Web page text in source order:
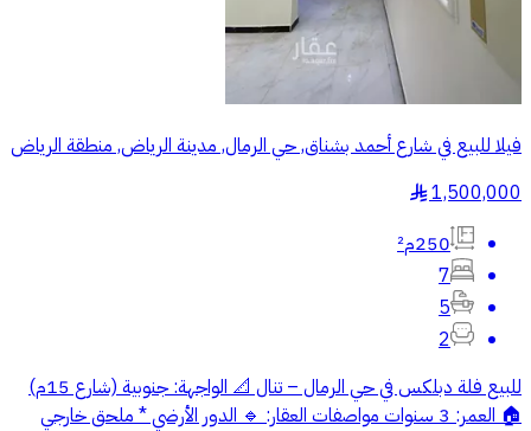
فيلا للبيع في شارع أحمد بشناق, حي الرمال, مدينة الرياض, منطقة الرياض
1,500,000
§
250م²
7
5
2
للبيع فلة دبلكس في حي الرمال – تنال 📐 الواجهة: جنوبية (شارع 15م)
🏠 العمر: 3 سنوات مواصفات العقار: 🔹 الدور الأرضي * ملحق خارجي